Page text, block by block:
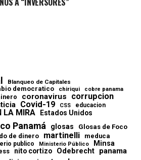
Blanqueo de Capitales
democratico chiriqui cobre panama
coronavirus corrupcion
Covid-19 CSS educacion
LA MIRA Estados Unidos
Panamá glosas Glosas de Foco
de dinero martinelli meduca
publico Ministerio Público Minsa
nito cortizo Odebrecht panama